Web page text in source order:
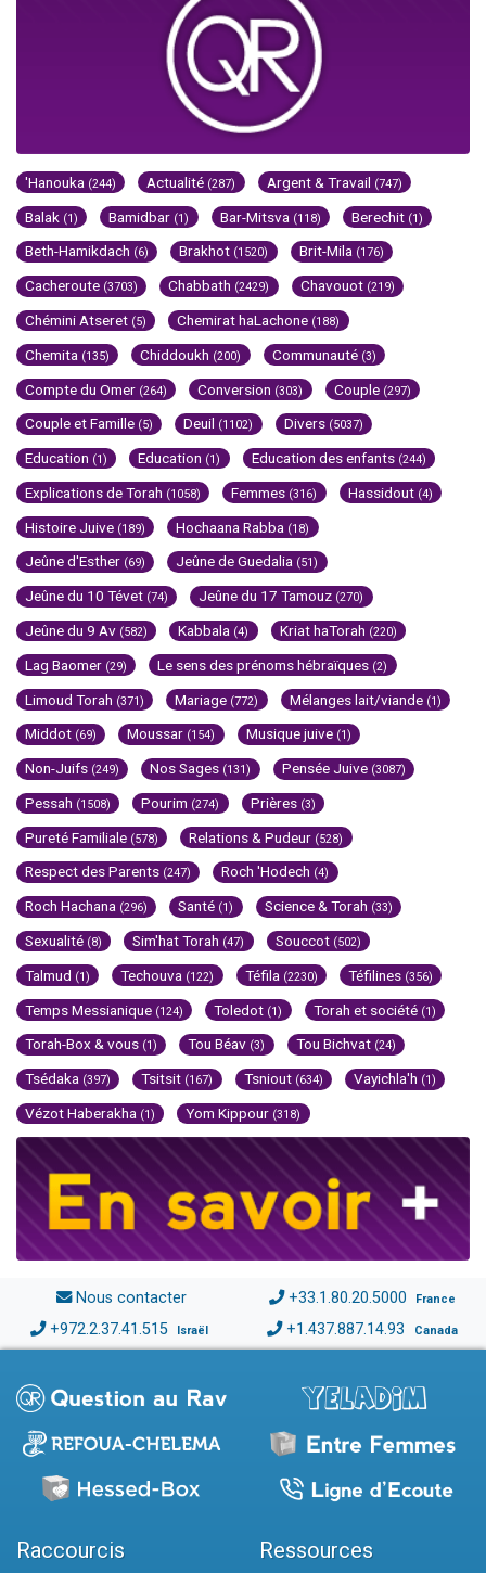
'Hanouka (244) Actualité (287) Argent & Travail (747)
Balak (1) Bamidbar (1) Bar-Mitsva (118) Berechit (1)
Beth-Hamikdach (6) Brakhot (1520) Brit-Mila (176)
Cacheroute (3703) Chabbath (2429) Chavouot (219)
Chémini Atseret (5) Chemirat haLachone (188)
Chemita (135) Chiddoukh (200) Communauté (3)
Compte du Omer (264) Conversion (303) Couple (297)
Couple et Famille (5) Deuil (1102) Divers (5037)
Education (1) Education (1) Education des enfants (244)
Explications de Torah (1058) Femmes (316) Hassidout (4)
Histoire Juive (189) Hochaana Rabba (18)
Jeûne d'Esther (69) Jeûne de Guedalia (51)
Jeûne du 10 Tévet (74) Jeûne du 17 Tamouz (270)
Jeûne du 9 Av (582) Kabbala (4) Kriat haTorah (220)
Lag Baomer (29) Le sens des prénoms hébraïques (2)
Limoud Torah (371) Mariage (772) Mélanges lait/viande (1)
Middot (69) Moussar (154) Musique juive (1)
Non-Juifs (249) Nos Sages (131) Pensée Juive (3087)
Pessah (1508) Pourim (274) Prières (3)
Pureté Familiale (578) Relations & Pudeur (528)
Respect des Parents (247) Roch 'Hodech (4)
Roch Hachana (296) Santé (1) Science & Torah (33)
Sexualité (8) Sim'hat Torah (47) Souccot (502)
Talmud (1) Techouva (122) Téfila (2230) Téfilines (356)
Temps Messianique (124) Toledot (1) Torah et société (1)
Torah-Box & vous (1) Tou Béav (3) Tou Bichvat (24)
Tsédaka (397) Tsitsit (167) Tsniout (634) Vayichla'h (1)
Vézot Haberakha (1) Yom Kippour (318)
Nous contacter +33.1.80.20.5000 France
+972.2.37.41.515 Israël +1.437.887.14.93 Canada
Raccourcis Ressources